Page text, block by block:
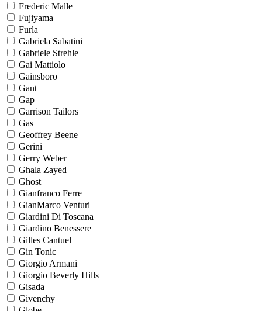
Frederic Malle
Fujiyama
Furla
Gabriela Sabatini
Gabriele Strehle
Gai Mattiolo
Gainsboro
Gant
Gap
Garrison Tailors
Gas
Geoffrey Beene
Gerini
Gerry Weber
Ghala Zayed
Ghost
Gianfranco Ferre
GianMarco Venturi
Giardini Di Toscana
Giardino Benessere
Gilles Cantuel
Gin Tonic
Giorgio Armani
Giorgio Beverly Hills
Gisada
Givenchy